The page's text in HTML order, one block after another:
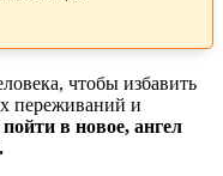
чтобы избавить
переживаний и
в новое, ангел